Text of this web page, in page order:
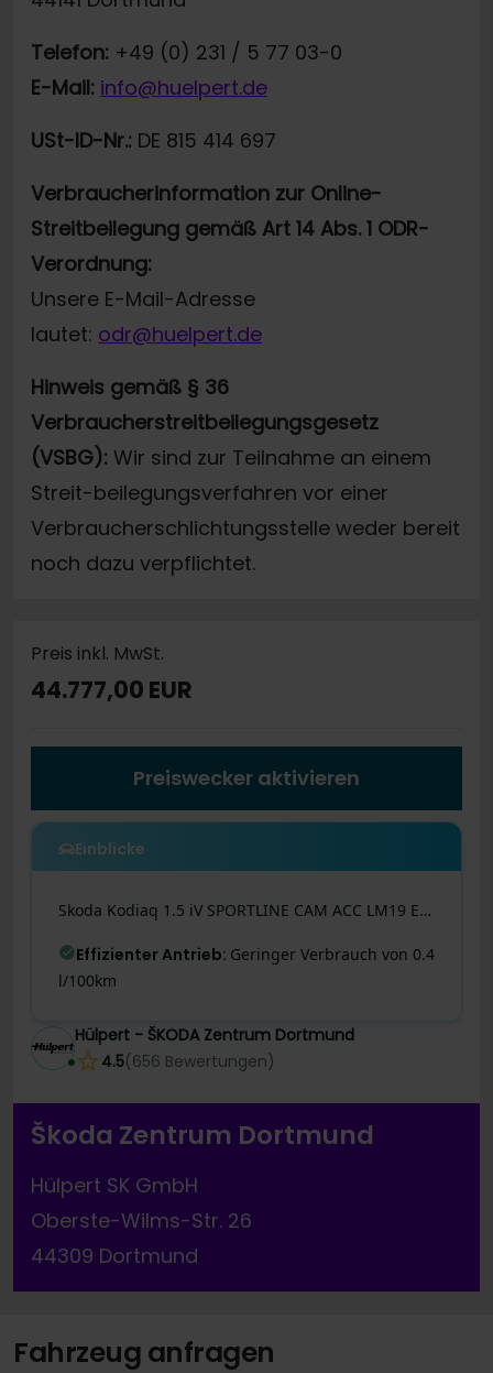
Telefon: +49 (0) 231 / 5 77 03-0
E-Mail: info@huelpert.de
USt-ID-Nr.: DE 815 414 697
Verbraucherinformation zur Online-
Streitbeilegung gemäß Art 14 Abs. 1 ODR-
Verordnung:
Unsere E-Mail-Adresse
lautet: odr@huelpert.de
Hinweis gemäß § 36
Verbraucherstreitbeilegungsgesetz
(VSBG): Wir sind zur Teilnahme an einem
Streit-beilegungsverfahren vor einer
Verbraucherschlichtungsstelle weder bereit
noch dazu verpflichtet.
Preis inkl. MwSt.
44.777,00 EUR
Preiswecker aktivieren
Einblicke
Skoda Kodiaq 1.5 iV SPORTLINE CAM ACC LM19 EKLAPPE NAVI
Effizienter Antrieb: Geringer Verbrauch von 0.4
l/100km
Hülpert - ŠKODA Zentrum Dortmund
4.5(656 Bewertungen)
Škoda Zentrum Dortmund
Hülpert SK GmbH
Oberste-Wilms-Str. 26
44309 Dortmund
Fahrzeug anfragen